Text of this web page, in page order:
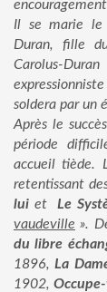
Il se marie le
Duran, fille
Carolus-
soldera par un
Après le
période
accueil tiède.
retentissant
lui et Le
vaudeville ».
du libre
1896,La
1902,